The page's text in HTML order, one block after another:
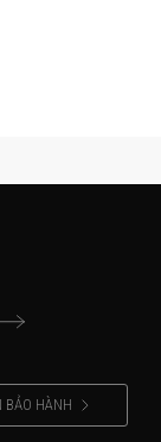
BẢO HÀNH